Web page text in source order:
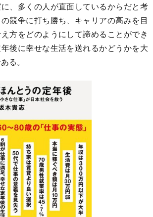
、多くの人が直面しているからだと考
競争に打ち勝ち、キャリアの高みを目
方をどのようにして諦めることができ
後に幸せな生活を送れるかどうかを大
る。